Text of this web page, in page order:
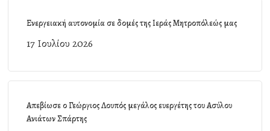
Ενεργειακή αυτονομία σε δομές της Ιεράς Μητροπόλεώς μας
17 Ιουλίου 2026
Απεβίωσε ο Γεώργιος Λουπός μεγάλος ευεργέτης του Ασύλου
Ανιάτων Σπάρτης